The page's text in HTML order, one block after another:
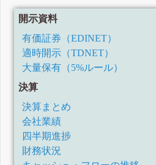
開示資料
有価証券（EDINET）
適時開示（TDNET）
大量保有（5%ルール）
決算
決算まとめ
会社業績
四半期進捗
財務状況